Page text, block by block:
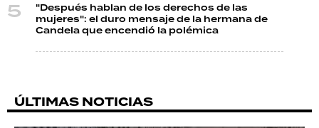
"Después hablan de los derechos de las
mujeres": el duro mensaje de la hermana de
Candela que encendió la polémica
ÚLTIMAS NOTICIAS